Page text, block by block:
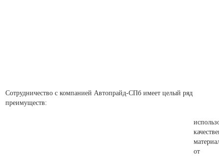
Сотрудничество с компанией Автопрайд-СПб имеет целый ряд
преимуществ:
от